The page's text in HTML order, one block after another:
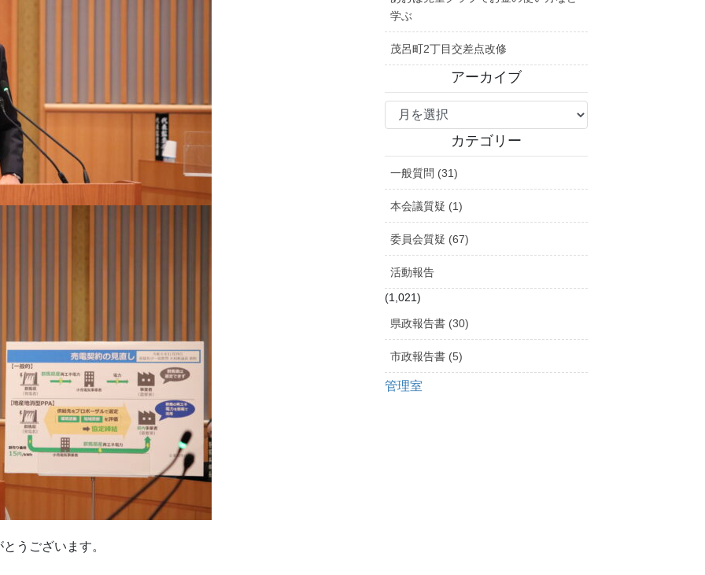
うございます。
学ぶ
茂呂町2丁目交差点改修
アーカイブ
ア
イ
ブ
カテゴリー
一般質問 (31)
本会議質疑 (1)
委員会質疑 (67)
活動報告
(1,021)
県政報告書 (30)
市政報告書 (5)
管理室